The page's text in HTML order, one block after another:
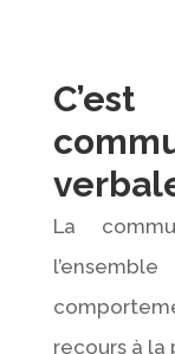
La
recours à la